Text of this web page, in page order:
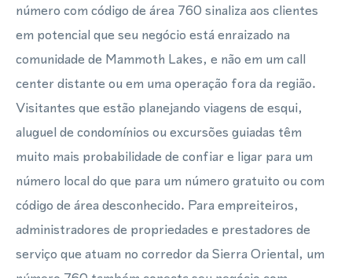
número com código de área 760 sinaliza aos clientes
em potencial que seu negócio está enraizado na
comunidade de Mammoth Lakes, e não em um call
center distante ou em uma operação fora da região.
Visitantes que estão planejando viagens de esqui,
aluguel de condomínios ou excursões guiadas têm
muito mais probabilidade de confiar e ligar para um
número local do que para um número gratuito ou com
código de área desconhecido. Para empreiteiros,
administradores de propriedades e prestadores de
serviço que atuam no corredor da Sierra Oriental, um